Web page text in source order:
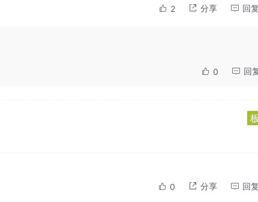
2 分享 回复
0 回
0 分享 回复